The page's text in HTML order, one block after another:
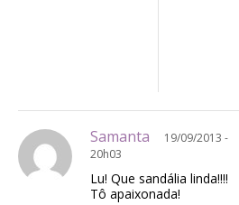
Samanta
19/09/2013 -
20h03
Lu! Que sandália linda!!!!
Tô apaixonada!